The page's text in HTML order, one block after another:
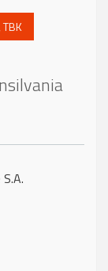
,TBK